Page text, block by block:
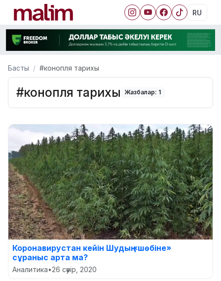
RU
Басты #конопля тарихы
#конопля тарихы Жазбалар: 1
Коронавирустан кейін Шудың «шөбіне»
сұраныс арта ма?
Аналитика•26 сәуір, 2020